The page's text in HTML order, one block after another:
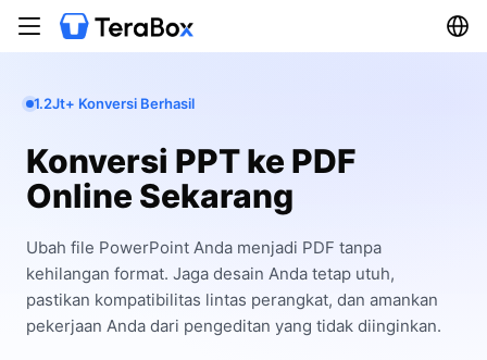
1.2Jt+ Konversi Berhasil
Konversi PPT ke PDF
Online Sekarang
Ubah file PowerPoint Anda menjadi PDF tanpa
kehilangan format. Jaga desain Anda tetap utuh,
pastikan kompatibilitas lintas perangkat, dan amankan
pekerjaan Anda dari pengeditan yang tidak diinginkan.